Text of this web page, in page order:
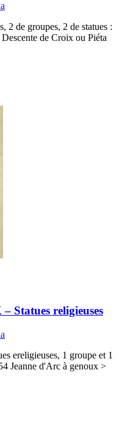
2 de groupes, 2 de statues :
de Croix ou Piéta
Statues religieuses
ereligieuses, 1 groupe et 1
Jeanne d'Arc à genoux >